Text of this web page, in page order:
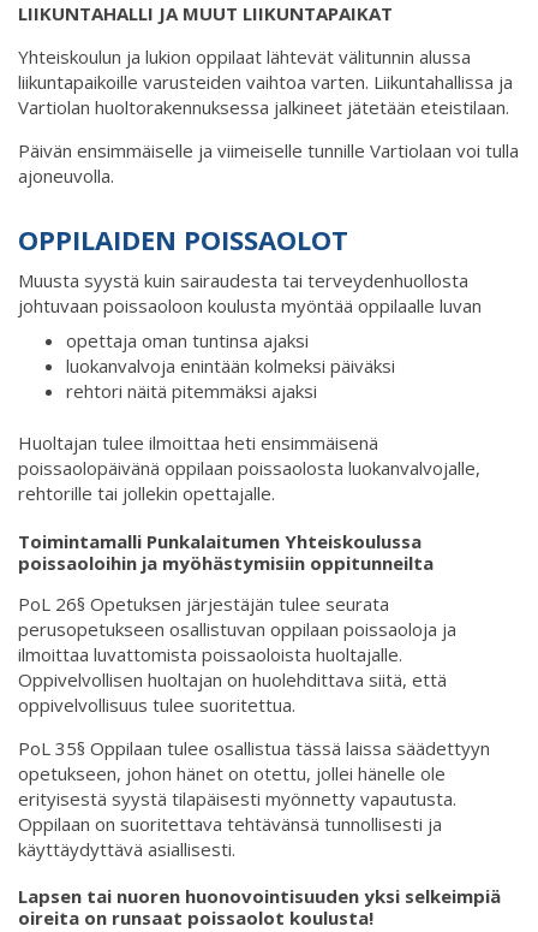
LIIKUNTAHALLI JA MUUT LIIKUNTAPAIKAT
Yhteiskoulun ja lukion oppilaat lähtevät välitunnin alussa
liikuntapaikoille varusteiden vaihtoa varten. Liikuntahallissa ja
Vartiolan huoltorakennuksessa jalkineet jätetään eteistilaan.
Päivän ensimmäiselle ja viimeiselle tunnille Vartiolaan voi tulla
ajoneuvolla.
OPPILAIDEN POISSAOLOT
Muusta syystä kuin sairaudesta tai terveydenhuollosta
johtuvaan poissaoloon koulusta myöntää oppilaalle luvan
opettaja oman tuntinsa ajaksi
luokanvalvoja enintään kolmeksi päiväksi
rehtori näitä pitemmäksi ajaksi
Huoltajan tulee ilmoittaa heti ensimmäisenä
poissaolopäivänä oppilaan poissaolosta luokanvalvojalle,
rehtorille tai jollekin opettajalle.
Toimintamalli Punkalaitumen Yhteiskoulussa
poissaoloihin ja myöhästymisiin oppitunneilta
PoL 26§ Opetuksen järjestäjän tulee seurata
perusopetukseen osallistuvan oppilaan poissaoloja ja
ilmoittaa luvattomista poissaoloista huoltajalle.
Oppivelvollisen huoltajan on huolehdittava siitä, että
oppivelvollisuus tulee suoritettua.
PoL 35§ Oppilaan tulee osallistua tässä laissa säädettyyn
opetukseen, johon hänet on otettu, jollei hänelle ole
erityisestä syystä tilapäisesti myönnetty vapautusta.
Oppilaan on suoritettava tehtävänsä tunnollisesti ja
käyttäydyttävä asiallisesti.
Lapsen tai nuoren huonovointisuuden yksi selkeimpiä
oireita on runsaat poissaolot koulusta!